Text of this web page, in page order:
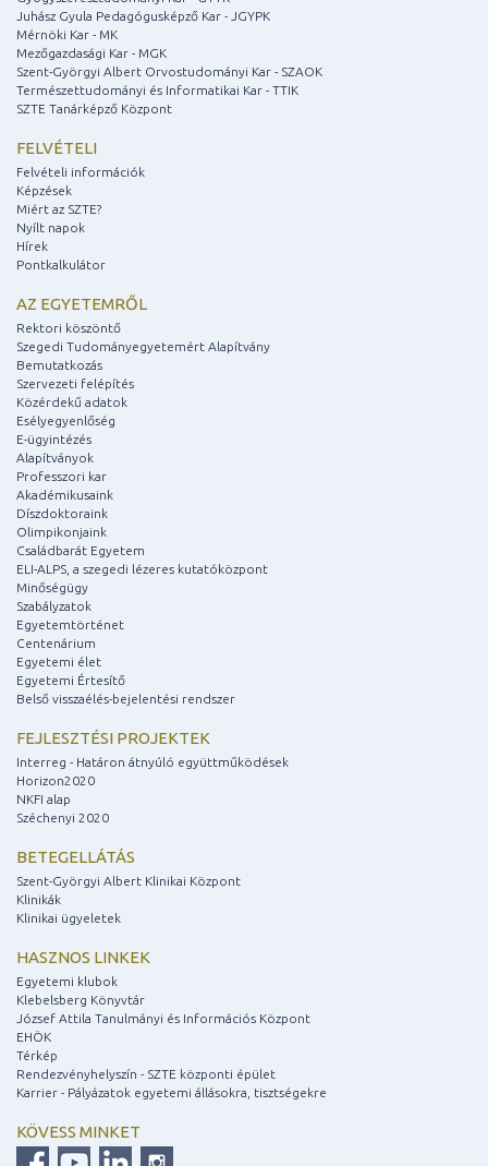
Juhász Gyula Pedagógusképző Kar - JGYPK
Mérnöki Kar - MK
Mezőgazdasági Kar - MGK
Szent-Györgyi Albert Orvostudományi Kar - SZAOK
Természettudományi és Informatikai Kar - TTIK
SZTE Tanárképző Központ
FELVÉTELI
Felvételi információk
Képzések
Miért az SZTE?
Nyílt napok
Hírek
Pontkalkulátor
AZ EGYETEMRŐL
Rektori köszöntő
Szegedi Tudományegyetemért Alapítvány
Bemutatkozás
Szervezeti felépítés
Közérdekű adatok
Esélyegyenlőség
E-ügyintézés
Alapítványok
Professzori kar
Akadémikusaink
Díszdoktoraink
Olimpikonjaink
Családbarát Egyetem
ELI-ALPS, a szegedi lézeres kutatóközpont
Minőségügy
Szabályzatok
Egyetemtörténet
Centenárium
Egyetemi élet
Egyetemi Értesítő
Belső visszaélés-bejelentési rendszer
FEJLESZTÉSI PROJEKTEK
Interreg - Határon átnyúló együttműködések
Horizon2020
NKFI alap
Széchenyi 2020
BETEGELLÁTÁS
Szent-Györgyi Albert Klinikai Központ
Klinikák
Klinikai ügyeletek
HASZNOS LINKEK
Egyetemi klubok
Klebelsberg Könyvtár
József Attila Tanulmányi és Információs Központ
EHÖK
Térkép
Rendezvényhelyszín - SZTE központi épület
Karrier - Pályázatok egyetemi állásokra, tisztségekre
KÖVESS MINKET